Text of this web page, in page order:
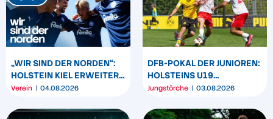
„WIR SIND DER NORDEN“:
HOLSTEIN KIEL ERWEITERT
SEIN MARKENBILD
Verein 04.08.2026
DFB-POKAL DER JUNIOREN:
HOLSTEINS U19
TRIUMPHIERT IN
Jungstörche 03.08.2026